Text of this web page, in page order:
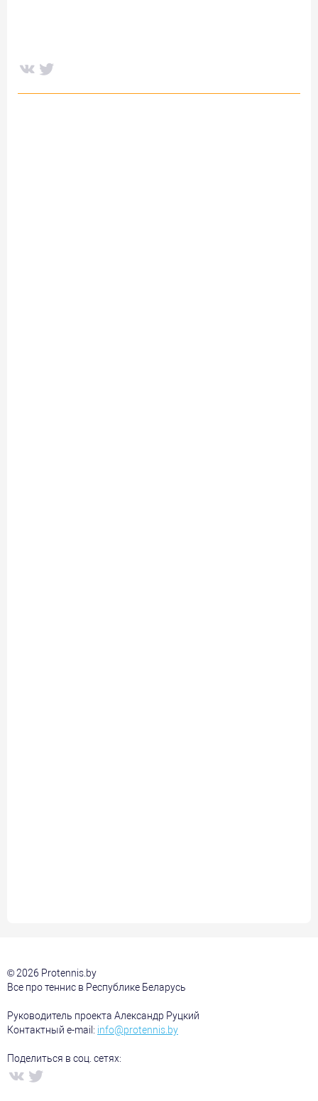
© 2026 Protennis.by
Все про теннис в Республике Беларусь
Руководитель проекта Александр Руцкий
Контактный e-mail: info@protennis.by
Поделиться в соц. сетях: